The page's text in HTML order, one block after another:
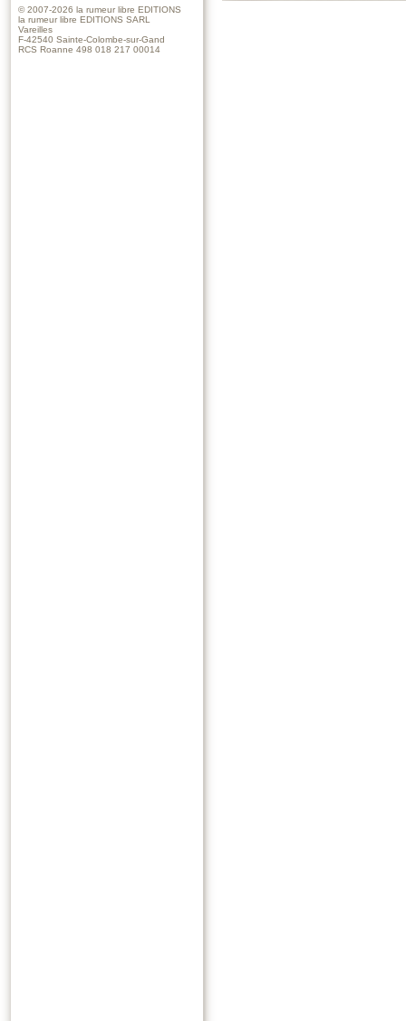
© 2007-2026 la rumeur libre EDITIONS
la rumeur libre EDITIONS SARL
Vareilles
F-42540 Sainte-Colombe-sur-Gand
RCS Roanne 498 018 217 00014